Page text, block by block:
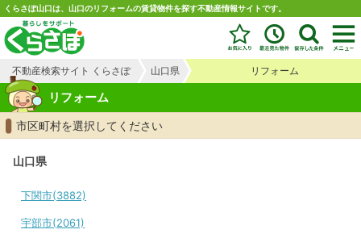
くらさぽ山口は、山口のリフォームの賃貸物件を探す不動産情報サイトです。
不動産検索サイト くらさぽ 山口県 リフォーム
リフォーム
市区町村を選択してください
山口県
下関市(3882)
宇部市(2061)